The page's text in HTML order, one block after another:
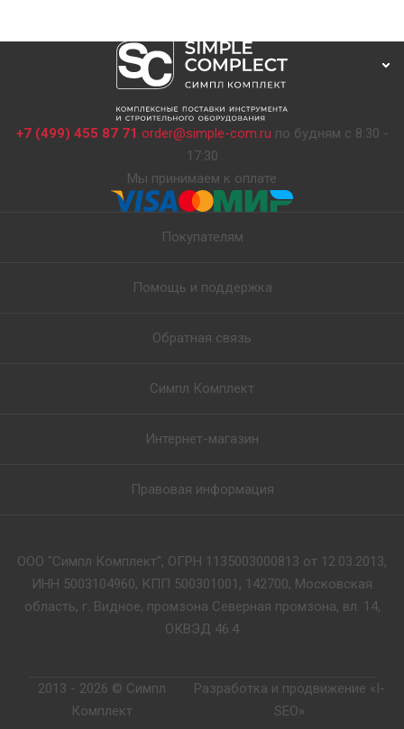
+7 (499) 455 87 71 order@simple-com.ru по будням с 8:30 -
17:30
Мы принимаем к оплате
Покупателям
Помощь и поддержка
Обратная связь
Симпл Комплект
Интернет-магазин
Правовая информация
ООО "Симпл Комплект", ОГРН 1135003000813 от 12.03.2013,
ИНН 5003104960, КПП 500301001, 142700, Московская
область, г. Видное, промзона Северная промзона, вл. 14,
ОКВЭД 46.4
2013 - 2026 © Симпл
Комплект
Разработка и продвижение «I-
SEO»